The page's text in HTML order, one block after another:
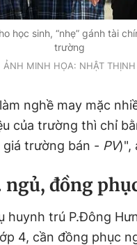
học sinh, “nhẹ” gánh tài
trường
ẢNH MINH HỌA: NHẬT THỊNH
nghề may mặc
của trường thì chỉ
giá trường bán - PV)",
đồng
huynh trú P.Đông
4, cần đồng phục